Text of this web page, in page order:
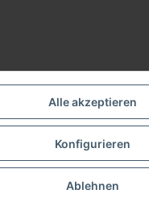
Alle akzeptieren
Konfigurieren
Ablehnen